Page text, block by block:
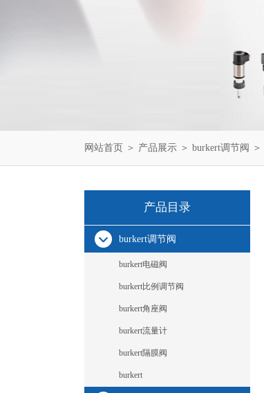
网站首页 ＞ 产品展示 ＞ burkert调节阀 ＞
产品目录
burkert调节阀
burkert电磁阀
burkert比例调节阀
burkert角座阀
burkert流量计
burkert隔膜阀
burkert